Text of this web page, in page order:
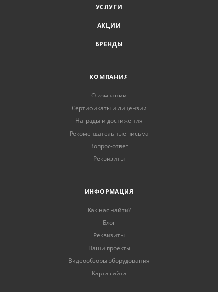
УСЛУГИ
АКЦИИ
БРЕНДЫ
КОМПАНИЯ
О компании
Сертификаты и лицензии
Награды и достижения
Рекомендательные письма
Вопрос-ответ
Реквизиты
ИНФОРМАЦИЯ
Как нас найти?
Блог
Реквизиты
Наши проекты
Видеообзоры оборудования
Карта сайта